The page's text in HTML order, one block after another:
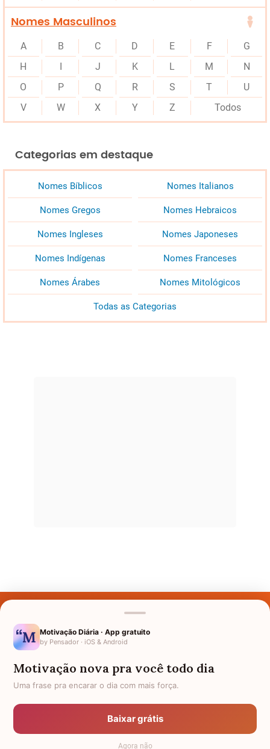
Nomes Masculinos
A B C D E F
G
H
J K L M
N
O
P Q R S T
U
V
W X Y Z Todos
Categorias em destaque
Nomes Bíblicos Nomes Italianos
Nomes Gregos Nomes Hebraicos
Nomes Ingleses Nomes Japoneses
Nomes Indígenas Nomes Franceses
Nomes Árabes Nomes Mitológicos
Todas as Categorias
Nomes pelo Mundo
Política de Privacidade
Anuncie
Motivação Diária · App gratuito
by Pensador · iOS & Android
Motivação nova pra você todo dia
Uma frase pra encarar o dia com mais força.
Baixar grátis
Agora não